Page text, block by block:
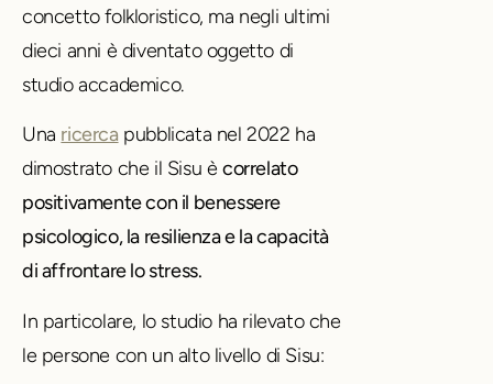
concetto folkloristico, ma negli ultimi
dieci anni è diventato oggetto di
studio accademico.
Una ricerca pubblicata nel 2022 ha
dimostrato che il Sisu è correlato
positivamente con il benessere
psicologico, la resilienza e la capacità
di affrontare lo stress.
In particolare, lo studio ha rilevato che
le persone con un alto livello di Sisu: